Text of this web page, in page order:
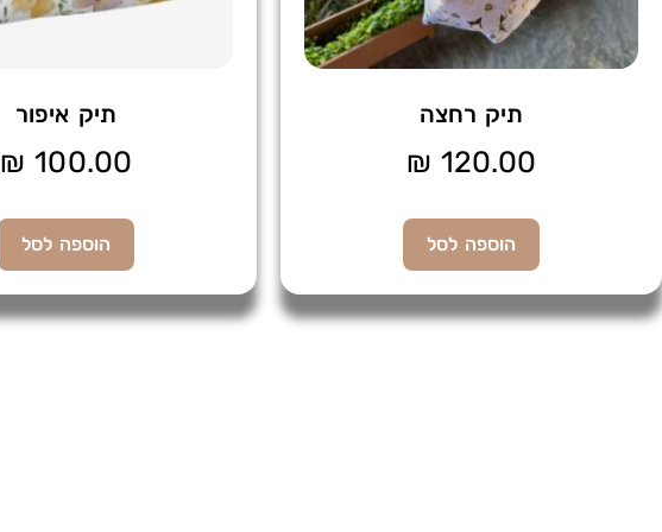
תיק רחצה
₪ 120.00
הוספה לסל
תיק איפור
₪ 100.00
הוספה לסל